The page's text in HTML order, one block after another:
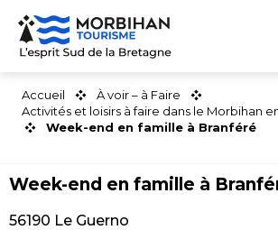
Aller
contenu
Accueil
À voir – à Faire
Activités et loisirs à faire dans le Morbihan
Week-end en famille à Branféré
Week-end en famille à
56190 Le Guerno